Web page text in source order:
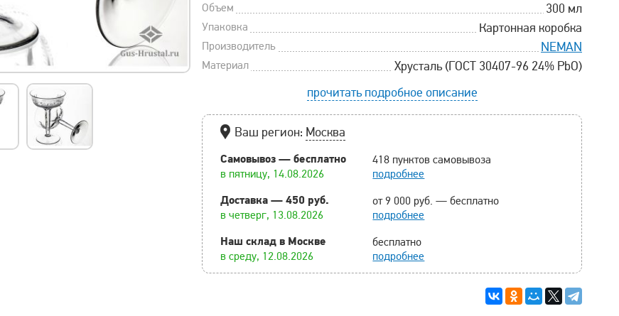
Объем 300 мл
Упаковка Картонная коробка
Производитель NEMAN
Материал
Хрусталь (ГОСТ 30407-96 24% PbO)
прочитать подробное описание
Ваш регион: Москва
Самовывоз — бесплатно
в пятницу, 14.08.2026
418 пунктов самовывоза
подробнее
Доставка — 450 руб.
в четверг, 13.08.2026
от 9 000 руб. — бесплатно
подробнее
Наш склад в Москве
в среду, 12.08.2026
бесплатно
подробнее